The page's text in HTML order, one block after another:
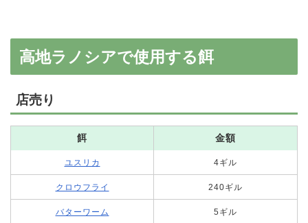
高地ラノシアで使用する餌
店売り
餌 金額
ユスリカ 4ギル
クロウフライ 240ギル
バターワーム 5ギル